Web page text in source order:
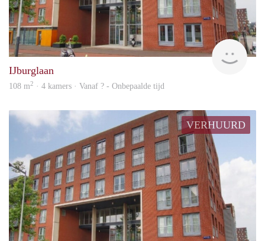
IJburglaan
108 m2 · 4 kamers · Vanaf ? - Onbepaalde tijd
VERHUURD